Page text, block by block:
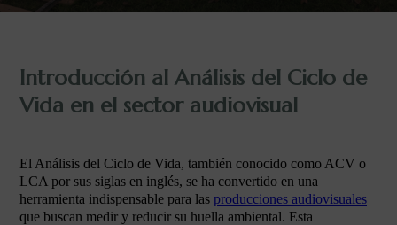
Introducción al Análisis del Ciclo de
Vida en el sector audiovisual
El Análisis del Ciclo de Vida, también conocido como ACV o
LCA por sus siglas en inglés, se ha convertido en una
herramienta indispensable para las producciones audiovisuales
que buscan medir y reducir su huella ambiental. Esta